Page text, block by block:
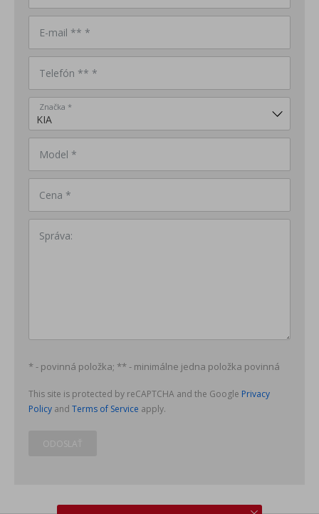
E-mail ** *
Telefón ** *
Značka *
Model *
Cena *
Správa:
* - povinná položka; ** - minimálne jedna položka povinná
This site is protected by reCAPTCHA and the Google Privacy
Policy and Terms of Service apply.
ODOSLAŤ